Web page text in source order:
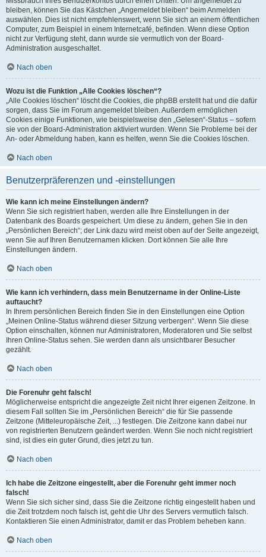
bleiben, können Sie das Kästchen „Angemeldet bleiben“ beim Anmelden
auswählen. Dies ist nicht empfehlenswert, wenn Sie sich an einem öffentlichen
Computer, zum Beispiel in einem Internetcafé, befinden. Wenn diese Option
nicht zur Verfügung steht, dann wurde sie vermutlich von der Board-
Administration ausgeschaltet.
Nach oben
Wozu ist die Funktion „Alle Cookies löschen“?
„Alle Cookies löschen“ löscht die Cookies, die phpBB erstellt hat und die dafür
sorgen, dass Sie im Forum angemeldet bleiben. Außerdem ermöglichen
Cookies einige Funktionen, wie beispielsweise den „Gelesen“-Status – sofern
sie von der Board-Administration aktiviert wurden. Wenn Sie Probleme bei der
An- oder Abmeldung haben, kann es helfen, wenn Sie die Cookies löschen.
Nach oben
Benutzerpräferenzen und -einstellungen
Wie kann ich meine Einstellungen ändern?
Wenn Sie sich registriert haben, werden alle Ihre Einstellungen in der
Datenbank des Boards gespeichert. Um diese zu ändern, gehen Sie in den
„Persönlichen Bereich“; der Link dazu wird meist oben auf der Seite angezeigt,
wenn Sie auf Ihren Benutzernamen klicken. Dort können Sie alle Ihre
Einstellungen ändern.
Nach oben
Wie kann ich verhindern, dass mein Benutzername in der Online-Liste
auftaucht?
In Ihrem persönlichen Bereich finden Sie in den Einstellungen eine Option
„Meinen Online-Status während dieser Sitzung verbergen“. Wenn Sie diese
Option einschalten, können nur Administratoren, Moderatoren und Sie selbst
Ihren Online-Status sehen. Sie werden dann als unsichtbarer Besucher
gezählt.
Nach oben
Die Forenuhr geht falsch!
Möglicherweise entspricht die angezeigte Zeit nicht Ihrer eigenen Zeitzone. In
diesem Fall sollten Sie im „Persönlichen Bereich“ die für Sie passende
Zeitzone (Mitteleuropäische Zeit, ...) festlegen. Die Zeitzone kann dabei nur
von registrierten Benutzern geändert werden. Wenn Sie noch nicht registriert
sind, ist dies ein guter Grund, dies jetzt zu tun.
Nach oben
Ich habe die Zeitzone eingestellt, aber die Forenuhr geht immer noch
falsch!
Wenn Sie sich sicher sind, dass Sie die Zeitzone richtig eingestellt haben und
die Zeit trotzdem noch falsch ist, geht die Uhr des Servers vermutlich falsch.
Kontaktieren Sie einen Administrator, damit er das Problem beheben kann.
Nach oben